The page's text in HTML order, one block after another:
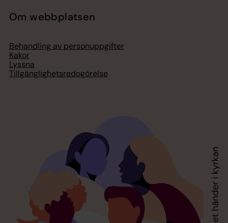
Om webbplatsen
Behandling av personuppgifter
Kakor
Lyssna
Tillgänglighetsredogörelse